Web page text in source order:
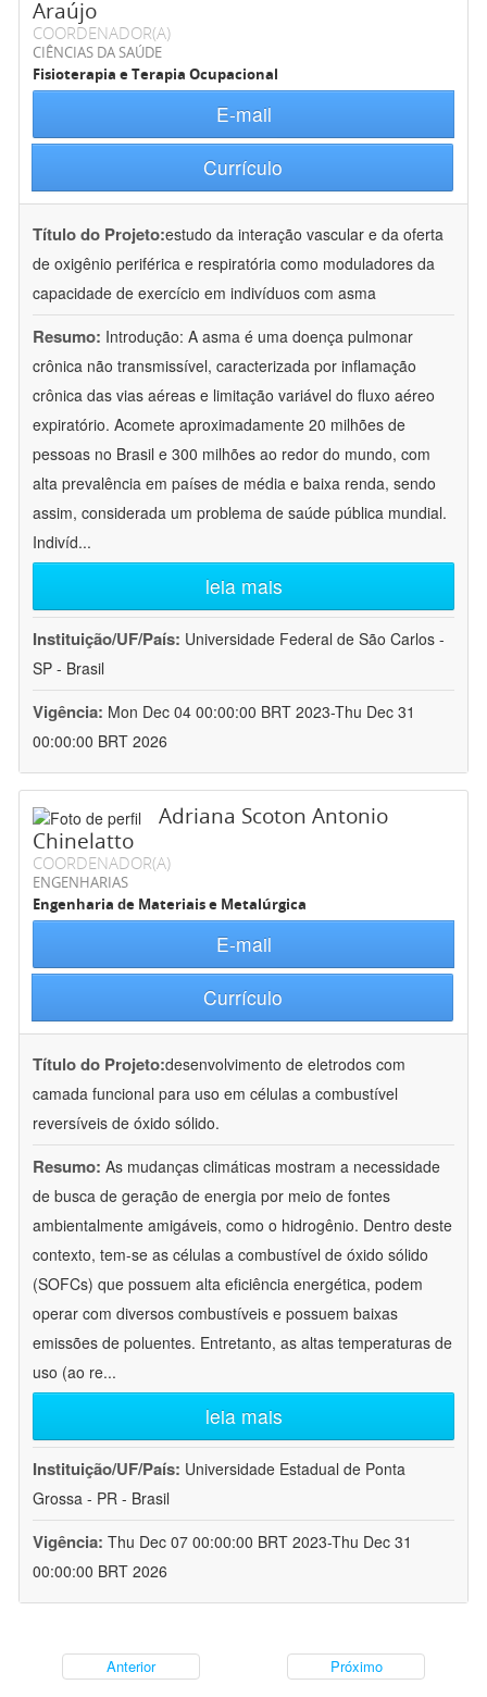
Araújo
COORDENADOR(A)
CIÊNCIAS DA SAÚDE
Fisioterapia e Terapia Ocupacional
E-mail
Currículo
Título do Projeto:estudo da interação vascular e da oferta
de oxigênio periférica e respiratória como moduladores da
capacidade de exercício em indivíduos com asma
Resumo: Introdução: A asma é uma doença pulmonar
crônica não transmissível, caracterizada por inflamação
crônica das vias aéreas e limitação variável do fluxo aéreo
expiratório. Acomete aproximadamente 20 milhões de
pessoas no Brasil e 300 milhões ao redor do mundo, com
alta prevalência em países de média e baixa renda, sendo
assim, considerada um problema de saúde pública mundial.
Indivíd...
leia mais
Instituição/UF/País: Universidade Federal de São Carlos -
SP - Brasil
Vigência: Mon Dec 04 00:00:00 BRT 2023-Thu Dec 31
00:00:00 BRT 2026
Adriana Scoton Antonio
Chinelatto
COORDENADOR(A)
ENGENHARIAS
Engenharia de Materiais e Metalúrgica
E-mail
Currículo
Título do Projeto:desenvolvimento de eletrodos com
camada funcional para uso em células a combustível
reversíveis de óxido sólido.
Resumo: As mudanças climáticas mostram a necessidade
de busca de geração de energia por meio de fontes
ambientalmente amigáveis, como o hidrogênio. Dentro deste
contexto, tem-se as células a combustível de óxido sólido
(SOFCs) que possuem alta eficiência energética, podem
operar com diversos combustíveis e possuem baixas
emissões de poluentes. Entretanto, as altas temperaturas de
uso (ao re...
leia mais
Instituição/UF/País: Universidade Estadual de Ponta
Grossa - PR - Brasil
Vigência: Thu Dec 07 00:00:00 BRT 2023-Thu Dec 31
00:00:00 BRT 2026
Anterior Próximo